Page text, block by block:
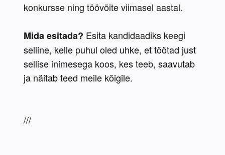
konkursse ning töövõite viimasel aastal.
Mida esitada? Esita kandidaadiks keegi
selline, kelle puhul oled uhke, et töötad just
sellise inimesega koos, kes teeb, saavutab
ja näitab teed meile kõigile.
///